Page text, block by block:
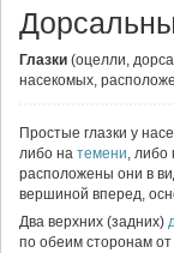
Глазки (оцелли,
насекомых,
Простые глазки у
либо на темени, либо
расположены они в
вершиной вперед,
Два верхних (задних)
по обеим сторонам